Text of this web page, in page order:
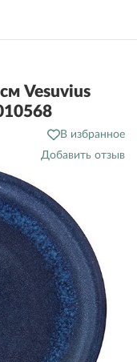
Vesuvius
В избранное
Добавить отзыв